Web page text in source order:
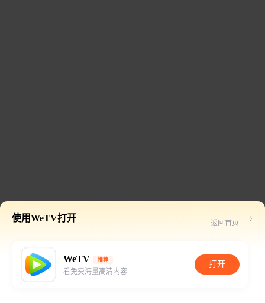
使用WeTV打开 返回首页
WeTV 推荐
看免费海量高清内容
打开